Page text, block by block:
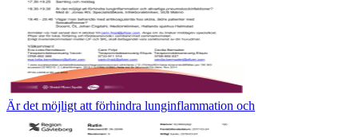
Är det möjligt att förhindra lunginflammation och